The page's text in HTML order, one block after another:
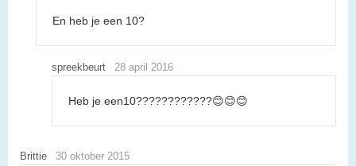
En heb je een 10?
spreekbeurt 28 april 2016
Heb je een10????????????😊😊😊
Brittie 30 oktober 2015